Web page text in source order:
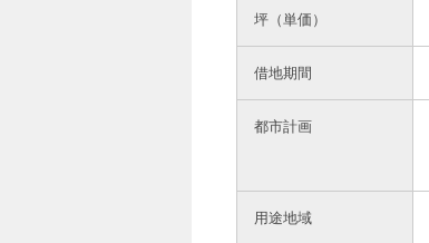
坪（単価）
借地期間
都市計画
用途地域